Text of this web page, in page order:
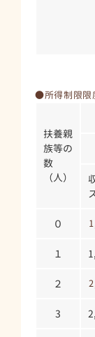
●所得制限限
扶養親
族等の
数
（人）
０
１
２
3